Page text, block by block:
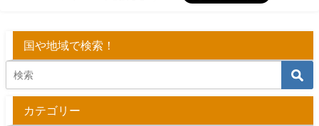
国や地域で検索！
カテゴリー